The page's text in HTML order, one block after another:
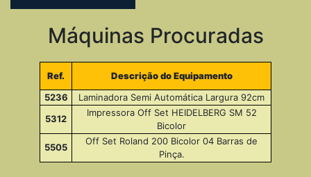
Máquinas Procuradas
Ref.
Descrição do Equipamento
5236
Laminadora Semi Automática Largura 92cm
5312
Impressora Off Set HEIDELBERG SM 52
Bicolor
5505
Off Set Roland 200 Bicolor 04 Barras de
Pinça.